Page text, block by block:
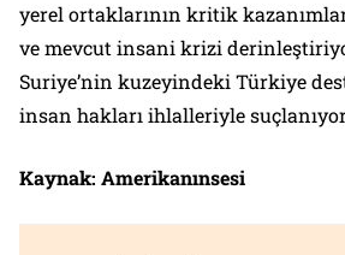
yerel ortaklarının kritik
ve mevcut insani krizi
Suriye’nin kuzeyindeki Türkiye
insan hakları ihlalleriyle
Kaynak: Amerikanınsesi